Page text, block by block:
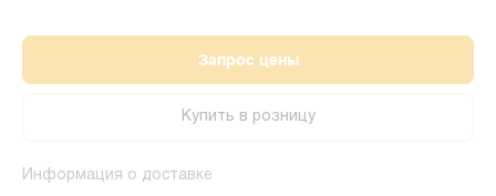
Запрос цены
Купить в розницу
Информация о доставке